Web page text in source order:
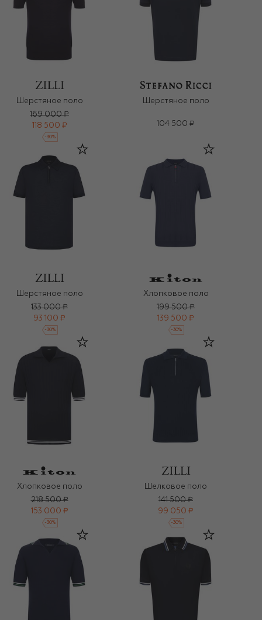
Шерстяное поло
169 000 ₽
118 500 ₽
-30%
Шерстяное поло
104 500 ₽
Шерстяное поло
133 000 ₽
93 100 ₽
-30%
Хлопковое поло
199 500 ₽
139 500 ₽
-30%
Хлопковое поло
218 500 ₽
153 000 ₽
-30%
Шелковое поло
141 500 ₽
99 050 ₽
-30%